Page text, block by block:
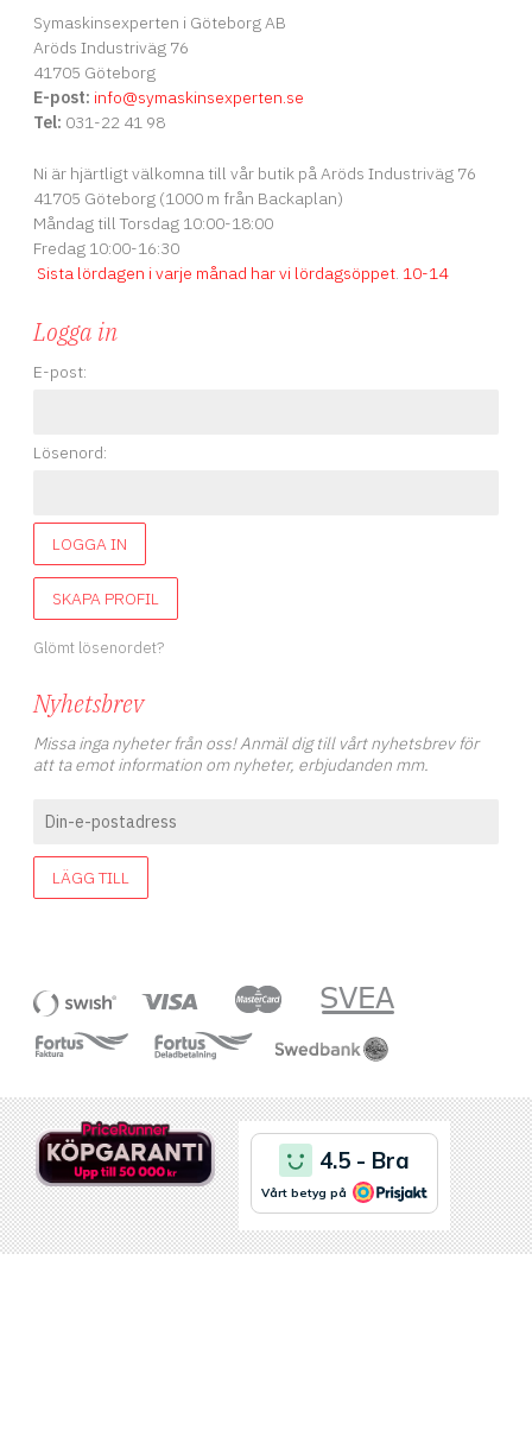
Symaskinsexperten i Göteborg AB
Aröds Industriväg 76
41705 Göteborg
E-post: info@symaskinsexperten.se
Tel: 031-22 41 98
Ni är hjärtligt välkomna till vår butik på Aröds Industriväg 76
41705 Göteborg (1000 m från Backaplan)
Måndag till Torsdag 10:00-18:00
Fredag 10:00-16:30
Sista lördagen i varje månad har vi lördagsöppet. 10-14
Logga in
E-post:
Lösenord:
LOGGA IN
SKAPA PROFIL
Glömt lösenordet?
Nyhetsbrev
Missa inga nyheter från oss! Anmäl dig till vårt nyhetsbrev för
att ta emot information om nyheter, erbjudanden mm.
LÄGG TILL